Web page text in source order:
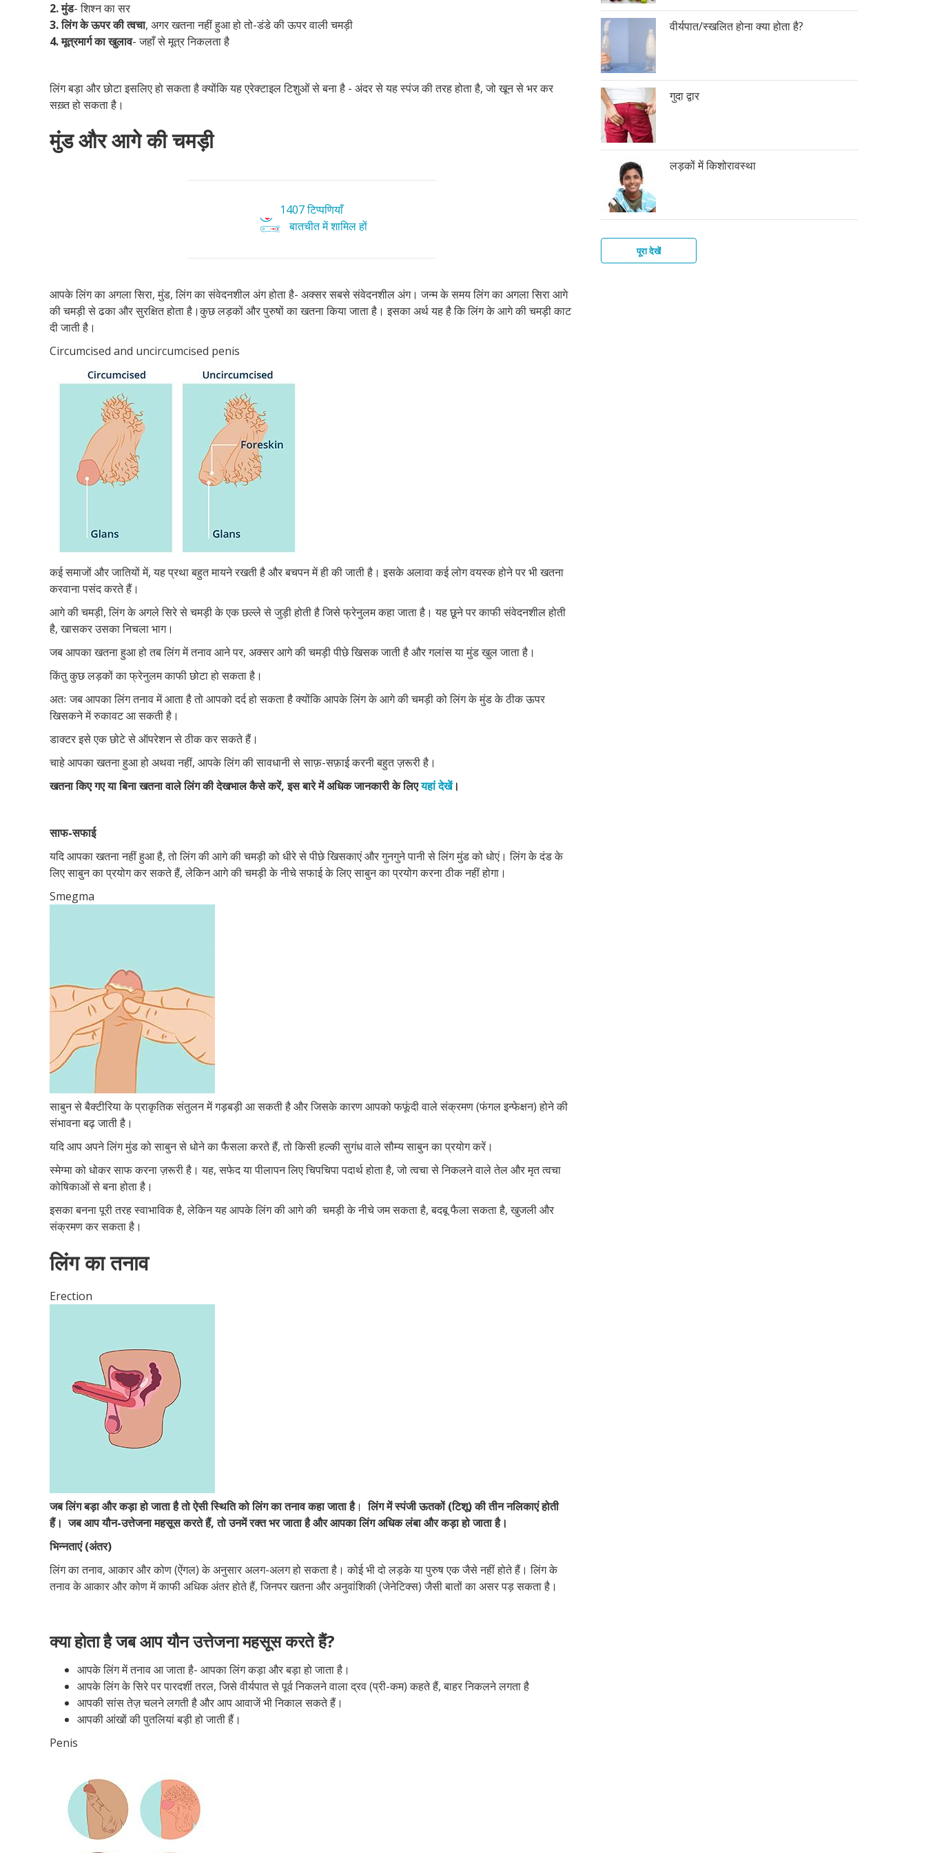
2.मुंड- शिश्न का सर
3. लिंग के ऊपर की त्वचा, अगर खतना नहीं हुआ हो तो-डंडे की ऊपर वाली चमड़ी
4. मूत्रमार्ग का खुलाव- जहाँ से मूत्र निकलता है
लिंग बड़ा और छोटा इसलिए हो सकता है क्योंकि यह एरेक्टाइल टिशुओं से बना है - अंदर से यह स्पंज की तरह होता है, जो खून से भर कर
सख़्त हो सकता है।
मुंड और आगे की चमड़ी
1407 टिप्पणियाँ
बातचीत में शामिल हों
आपके लिंग का अगला सिरा, मुंड, लिंग का संवेदनशील अंग होता है- अक्सर सबसे संवेदनशील अंग। जन्म के समय लिंग का अगला सिरा आगे
की चमड़ी से ढका और सुरक्षित होता है।कुछ लड़कों और पुरुषों का खतना किया जाता है। इसका अर्थ यह है कि लिंग के आगे की चमड़ी काट
दी जाती है।
Circumcised and uncircumcised penis
कई समाजों और जातियों में, यह प्रथा बहुत मायने रखती है और बचपन में ही की जाती है। इसके अलावा कई लोग वयस्क होने पर भी खतना
करवाना पसंद करते हैं।
आगे की चमड़ी, लिंग के अगले सिरे से चमड़ी के एक छल्ले से जुड़ी होती है जिसे फ्रेनुलम कहा जाता है। यह छूने पर काफी संवेदनशील होती
है, खासकर उसका निचला भाग।
जब आपका खतना हुआ हो तब लिंग में तनाव आने पर, अक्सर आगे की चमड़ी पीछे खिसक जाती है और गलांस या मुंड खुल जाता है।
किंतु कुछ लड़कों का फ्रेनुलम काफी छोटा हो सकता है।
अतः जब आपका लिंग तनाव में आता है तो आपको दर्द हो सकता है क्योंकि आपके लिंग के आगे की चमड़ी को लिंग के मुंड के ठीक ऊपर
खिसकने में रुकावट आ सकती है।
डाक्टर इसे एक छोटे से ऑपरेशन से ठीक कर सकते हैं।
चाहे आपका खतना हुआ हो अथवा नहीं, आपके लिंग की सावधानी से साफ़-सफ़ाई करनी बहुत ज़रूरी है।
खतना किए गए या बिना खतना वाले लिंग की देखभाल कैसे करें, इस बारे में अधिक जानकारी के लिएयहां देखें।
साफ-सफाई
यदि आपका खतना नहीं हुआ है, तो लिंग की आगे की चमड़ी को धीरे से पीछे खिसकाएं और गुनगुने पानी से लिंग मुंड को धोएं। लिंग के दंड के
लिए साबुन का प्रयोग कर सकते हैं, लेकिन आगे की चमड़ी के नीचे सफाई के लिए साबुन का प्रयोग करना ठीक नहीं होगा।
Smegma
साबुन से बैक्टीरिया के प्राकृतिक संतुलन में गड़बड़ी आ सकती है और जिसके कारण आपको फफूंदी वाले संक्रमण (फंगल इन्फेक्षन) होने की
संभावना बढ़ जाती है।
यदि आप अपने लिंग मुंड को साबुन से धोने का फैसला करते हैं, तो किसी हल्की सुगंध वाले सौम्य साबुन का प्रयोग करें।
स्मेग्मा को धोकर साफ करना ज़रूरी है। यह, सफेद या पीलापन लिए चिपचिपा पदार्थ होता है, जो त्वचा से निकलने वाले तेल और मृत त्वचा
कोषिकाओं से बना होता है।
इसका बनना पूरी तरह स्वाभाविक है, लेकिन यह आपके लिंग की आगे की चमड़ी के नीचे जम सकता है, बदबू फैला सकता है, खुजली और
संक्रमण कर सकता है।
लिंग का तनाव
Erection
जब लिंग बड़ा और कड़ा हो जाता है तो ऐसी स्थिति को लिंग का तनाव कहा जाता है।लिंग में स्पंजी ऊतकों (टिशू) की तीन नलिकाएं होती
हैं। जब आप यौन-उत्तेजना महसूस करते हैं, तो उनमें रक्त भर जाता है और आपका लिंग अधिक लंबा और कड़ा हो जाता है।
भिन्नताएं (अंतर)
लिंग का तनाव, आकार और कोण (ऐंगल) के अनुसार अलग-अलग हो सकता है। कोई भी दो लड़के या पुरुष एक जैसे नहीं होते हैं। लिंग के
तनाव के आकार और कोण में काफी अधिक अंतर होते हैं, जिनपर खतना और अनुवांशिकी (जेनेटिक्स) जैसी बातों का असर पड़ सकता है।
क्या होता है जब आप यौन उत्तेजना महसूस करते हैं?
आपके लिंग में तनाव आ जाता है- आपका लिंग कड़ा और बड़ा हो जाता है।
आपके लिंग के सिरे पर पारदर्शी तरल, जिसे वीर्यपात से पूर्व निकलने वाला द्रव (प्री-कम) कहते हैं, बाहर निकलने लगता है
आपकी सांस तेज़ चलने लगती है और आप आवाजें भी निकाल सकते हैं।
आपकी आंखों की पुतलियां बड़ी हो जाती हैं।
Penis
वीर्यपात/स्खलित होना क्या होता है?
गुदा द्वार
लड़कों में किशोरावस्था
पूरा देखें